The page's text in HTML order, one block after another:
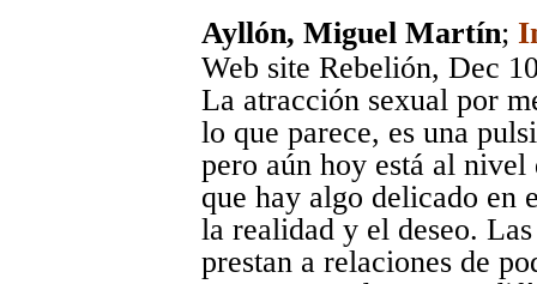
Ayllón, Miguel Martín;
Web site Rebelión, Dec
La atracción sexual por
lo que parece, es una
pero aún hoy está al
que hay algo delicado en
la realidad y el deseo.
prestan a relaciones de